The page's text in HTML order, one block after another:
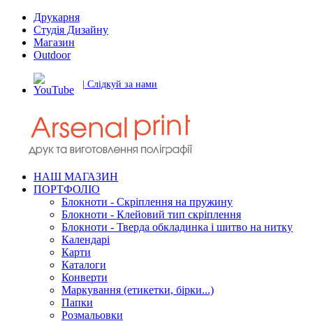
Друкарня
Студія Дизайну
Магазин
Outdoor
| Слідкуй за нами
НАШ МАГАЗИН
ПОРТФОЛІО
Блокноти - Скріплення на пружину
Блокноти - Клейовий тип скріплення
Блокноти - Тверда обкладинка і шитво на нитку
Календарі
Карти
Каталоги
Конверти
Маркування (етикетки, бірки...)
Папки
Розмальовки